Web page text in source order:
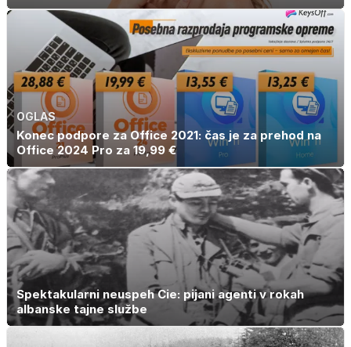
OGLAS
Konec podpore za Office 2021: čas je za prehod na
Office 2024 Pro za 19,99 €
Spektakularni neuspeh Cie: pijani agenti v rokah
albanske tajne službe